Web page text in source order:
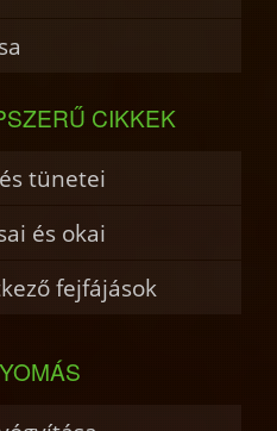
CIKKEK
tünetei
és okai
fejfájások